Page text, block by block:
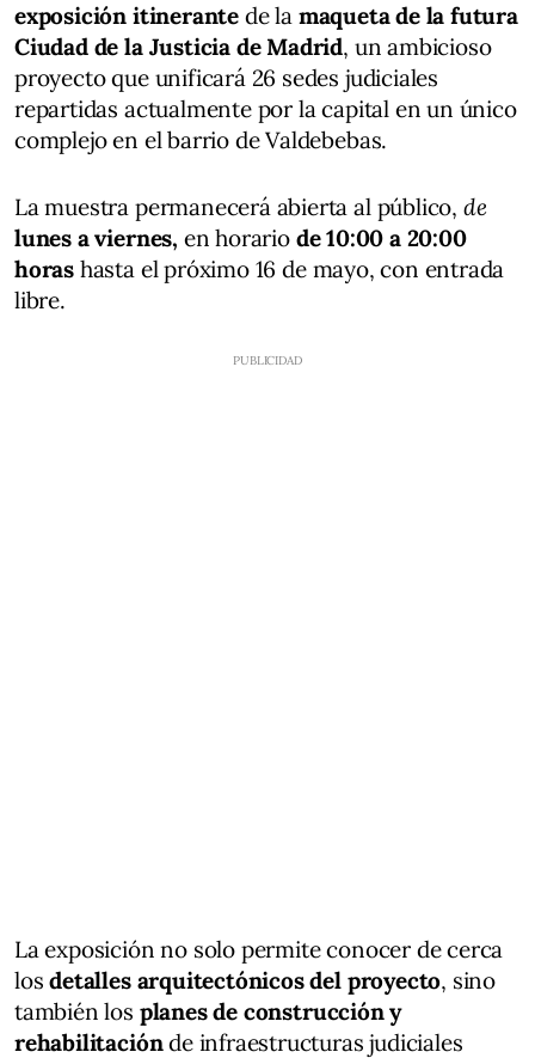
exposición itinerante de la maqueta de la futura
Ciudad de la Justicia de Madrid, un ambicioso
proyecto que unificará 26 sedes judiciales
repartidas actualmente por la capital en un único
complejo en el barrio de Valdebebas.
La muestra permanecerá abierta al público, de
lunes a viernes, en horario de 10:00 a 20:00
horas hasta el próximo 16 de mayo, con entrada
libre.
La exposición no solo permite conocer de cerca
losdetalles arquitectónicos del proyecto, sino
también los planes de construcción y
rehabilitaciónde infraestructuras judiciales